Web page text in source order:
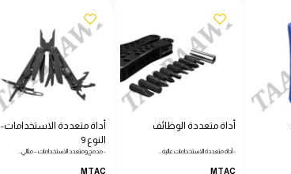
أداة متعددة الوظائف
- أداة متعددة الاستخدامات عالية…
MTAC
أداة متعددة الاستخدامات-
النوع 9
- مدمج ومتعدد الاستخدامات – مثالي…
MTAC